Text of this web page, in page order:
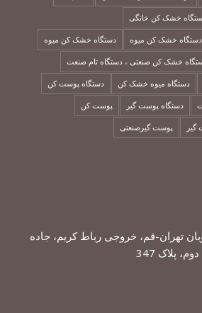
خشک کن خانگی
خشک کن میوه دستگاه خشک کن میوه
خشک کن صنعتی ، دستگاه تام صنعت
دستگاه میوه خشک کن دستگاه پوست کن
دستگاه پوست گیر پوست کن
پوست گیرصنعتی
کیلومتر 25 اتوبان تهران-قم، خروجی رباط کریم، جاده
پلاک 347